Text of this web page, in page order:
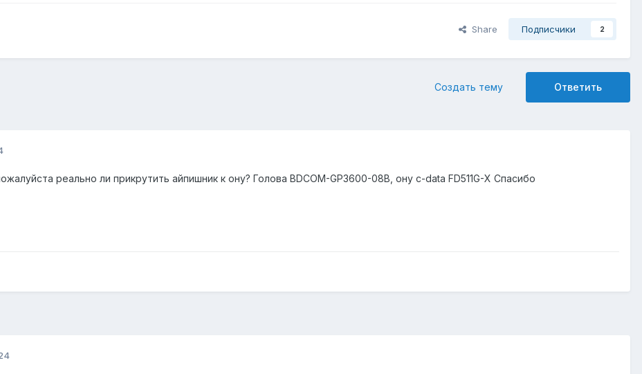
Share Подписчики 2
Ответить
Создать тему
реально ли прикрутить айпишник к ону? Голова BDCOM-GP3600-08B, ону с-data FD511G-X Спасибо